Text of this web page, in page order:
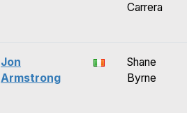
Carrera
Jon
Armstrong
Shane
Byrne